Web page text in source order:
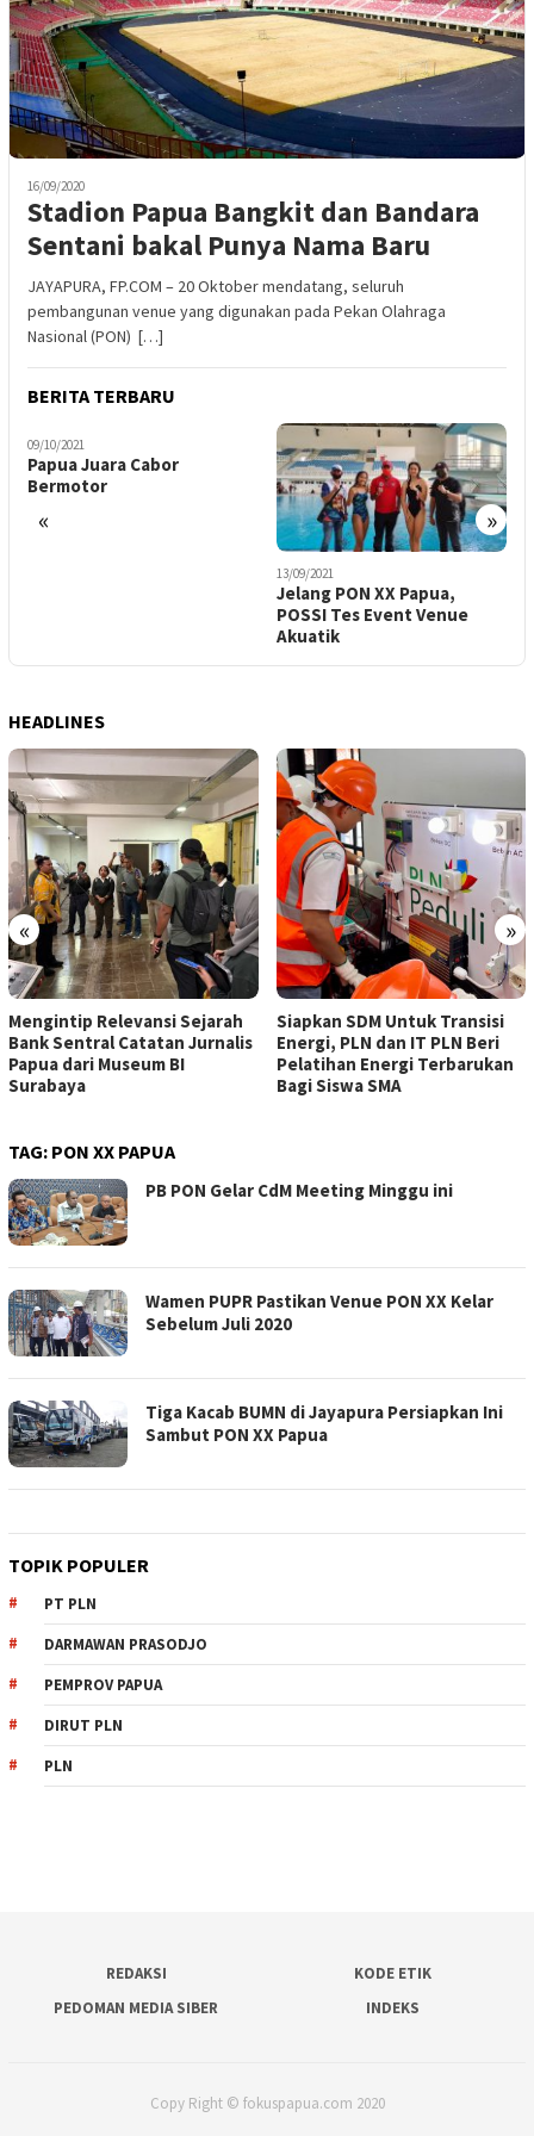
16/09/2020
Stadion Papua Bangkit dan Bandara
Sentani bakal Punya Nama Baru
JAYAPURA, FP.COM – 20 Oktober mendatang, seluruh
pembangunan venue yang digunakan pada Pekan Olahraga
Nasional (PON) […]
BERITA TERBARU
« »
09/10/2021
Papua Juara Cabor
Bermotor
13/09/2021
Jelang PON XX Papua,
POSSI Tes Event Venue
Akuatik
HEADLINES
« »
Mengintip Relevansi Sejarah
Bank Sentral Catatan Jurnalis
Papua dari Museum BI
Surabaya
Siapkan SDM Untuk Transisi
Energi, PLN dan IT PLN Beri
Pelatihan Energi Terbarukan
Bagi Siswa SMA
TAG: PON XX PAPUA
PB PON Gelar CdM Meeting Minggu ini
Wamen PUPR Pastikan Venue PON XX Kelar
Sebelum Juli 2020
Tiga Kacab BUMN di Jayapura Persiapkan Ini
Sambut PON XX Papua
TOPIK POPULER
PT PLN
DARMAWAN PRASODJO
PEMPROV PAPUA
DIRUT PLN
PLN
REDAKSI
KODE ETIK
PEDOMAN MEDIA SIBER
INDEKS
Copy Right © fokuspapua.com 2020